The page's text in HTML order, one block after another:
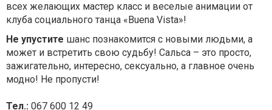
всех желающих мастер класс и веселые анимации от
клуба социального танца «Buena Vista»!
Не упустите шанс познакомится с новыми людьми, а
может и встретить свою судьбу! Сальса – это просто,
зажигательно, интересно, сексуально, а главное очень
модно! Не пропусти!
Тел.: 067 600 12 49